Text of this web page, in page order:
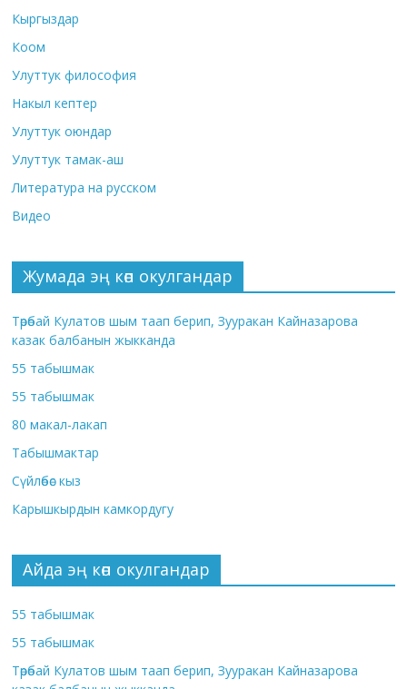
Кыргыздар
Коом
Улуттук философия
Накыл кептер
Улуттук оюндар
Улуттук тамак-аш
Литература на русском
Видео
Жумада эң көп окулгандар
Төрөбай Кулатов шым таап берип, Зууракан Кайназарова
казак балбанын жыкканда
55 табышмак
55 табышмак
80 макал-лакап
Табышмактар
Сүйлөбөс кыз
Карышкырдын камкордугу
Айда эң көп окулгандар
55 табышмак
55 табышмак
Төрөбай Кулатов шым таап берип, Зууракан Кайназарова